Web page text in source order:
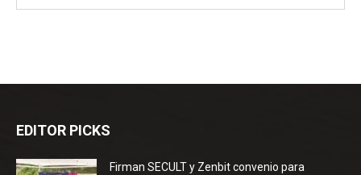
EDITOR PICKS
Firman SECULT y Zenbit convenio para